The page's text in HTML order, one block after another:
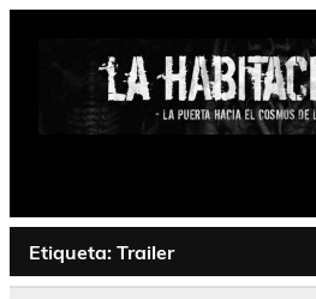
Saltar
Psychedelic, Stoner, Doom,
Etiqueta: Trailer